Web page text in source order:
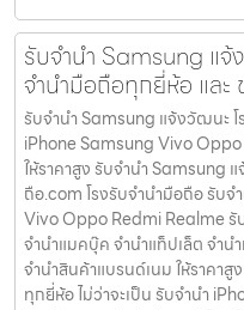
รับจำนำ Samsung แจ้
จำนำมือถือทุกยี่ห้อ และ
รับจำนำ Samsung แจ้งวัฒนะ
iPhone Samsung Vivo
ให้ราคาสูง รับจำนำ Samsung
ถือ.com โรงรับจำนำมือถือ รับ
Vivo Oppo Redmi Realme รับ
จำนำแมคบุ๊ค จำนำแท็ปเล็ต จำน
จำนำสินค้าแบรนด์เนม ให้ราคา
ทุกยี่ห้อ ไม่ว่าจะเป็น รับจำนำ